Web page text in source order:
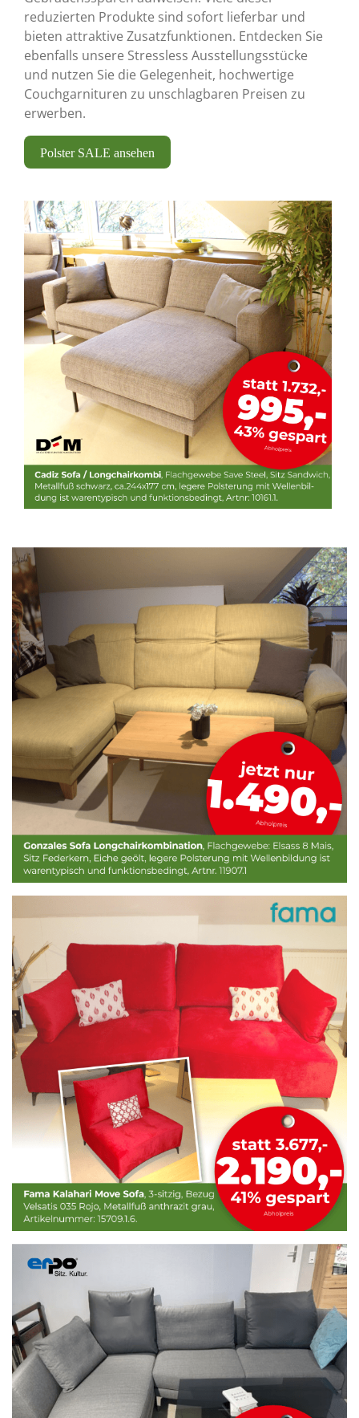
reduzierten Produkte sind sofort lieferbar und
bieten attraktive Zusatzfunktionen. Entdecken Sie
ebenfalls unsere Stressless Ausstellungsstücke
und nutzen Sie die Gelegenheit, hochwertige
Couchgarnituren zu unschlagbaren Preisen zu
erwerben.
Polster SALE ansehen